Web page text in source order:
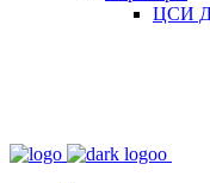
ЦСИ